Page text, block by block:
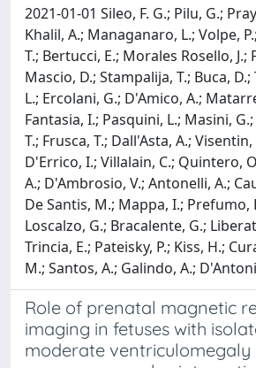
2021-01-01 Sileo, F. G.; Pilu, G.;
Khalil, A.; Managanaro, L.; Volpe,
T.; Bertucci, E.; Morales Rosello, J.;
Mascio, D.; Stampalija, T.; Buca,
L.; Ercolani, G.; D'Amico, A.;
Fantasia, I.; Pasquini, L.; Masini,
T.; Frusca, T.; Dall'Asta, A.; Visentin,
D'Errico, I.; Villalain, C.; Quintero,
A.; D'Ambrosio, V.; Antonelli, A.;
De Santis, M.; Mappa, I.; Prefumo,
Loscalzo, G.; Bracalente, G.;
Trincia, E.; Pateisky, P.; Kiss, H.;
M.; Santos, A.; Galindo, A.;
Role of prenatal magnetic
imaging in fetuses with
moderate ventriculomegaly